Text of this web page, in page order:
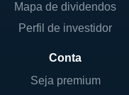
Mapa de dividendos
Perfil de investidor
Conta
Seja premium